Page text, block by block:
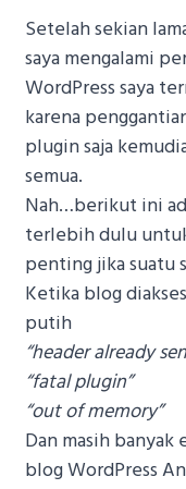
Setelah sekian
saya mengalami
WordPress saya
karena
plugin saja
semua.
Nah…berikut ini
terlebih dulu
penting jika suatu
Ketika blog
putih
“header already
“fatal plugin”
“out of memory”
Dan masih
blog WordPress